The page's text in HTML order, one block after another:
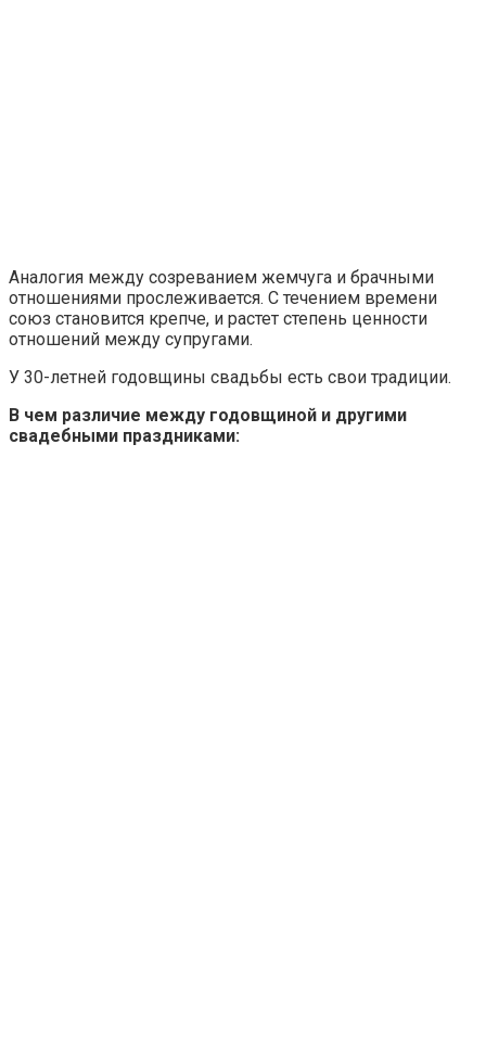
Аналогия между созреванием жемчуга и брачными
отношениями прослеживается. С течением времени
союз становится крепче, и растет степень ценности
отношений между супругами.
У 30-летней годовщины свадьбы есть свои традиции.
В чем различие между годовщиной и другими
свадебными праздниками: